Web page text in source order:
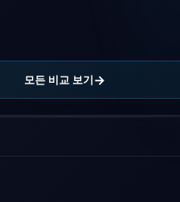
모든 비교 보기